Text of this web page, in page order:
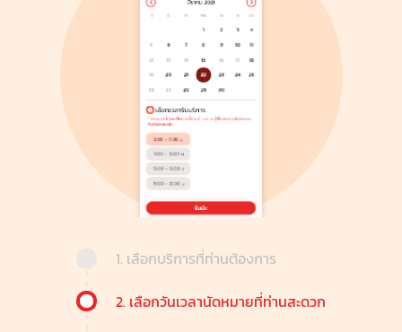
1. เลือกบริการที่ท่านต้องการ
2. เลือกวันเวลานัดหมายที่ท่านสะดวก